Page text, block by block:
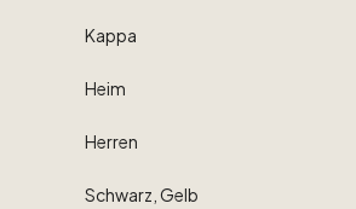
Kappa
Heim
Herren
Schwarz, Gelb